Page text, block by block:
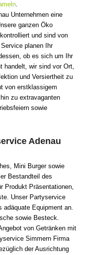
.
Unternehmen eine
ganzen Öko
und sind von
planen Ihr
ob es sich um Ihr
handelt, wir sind vor Ort,
und Versiertheit zu
von erstklassigem
zu extravaganten
sowie
Adenau
Mini Burger sowie
Bestandteil des
Produkt Präsentationen,
Unser Partyservice
Equipment an.
sowie Besteck.
von Getränken mit
Simmern Firma
der Ausrichtung